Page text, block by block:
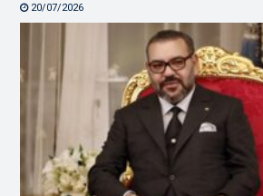
20/07/2026